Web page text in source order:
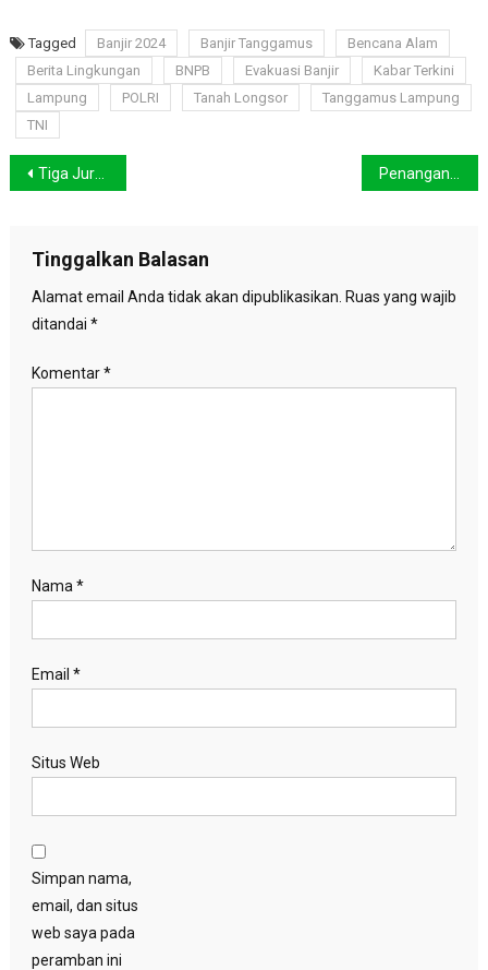
Tagged Banjir 2024 Banjir Tanggamus
Bencana Alam
Berita Lingkungan
BNPB Evakuasi Banjir
Kabar Terkini
Lampung
POLRI Tanah Longsor
Tanggamus Lampung
TNI
Navigasi
Tiga Jurnalis Sorong Menangkan Penghargaan Jurnalistik Green Press
Tinggalkan Balasan
Alamat email Anda tidak akan dipublikasikan. Ruas yang wajib
ditandai *
Komentar*
Nama *
Email *
Situs Web
Simpan nama,
email, dan situs
web saya pada
peramban ini